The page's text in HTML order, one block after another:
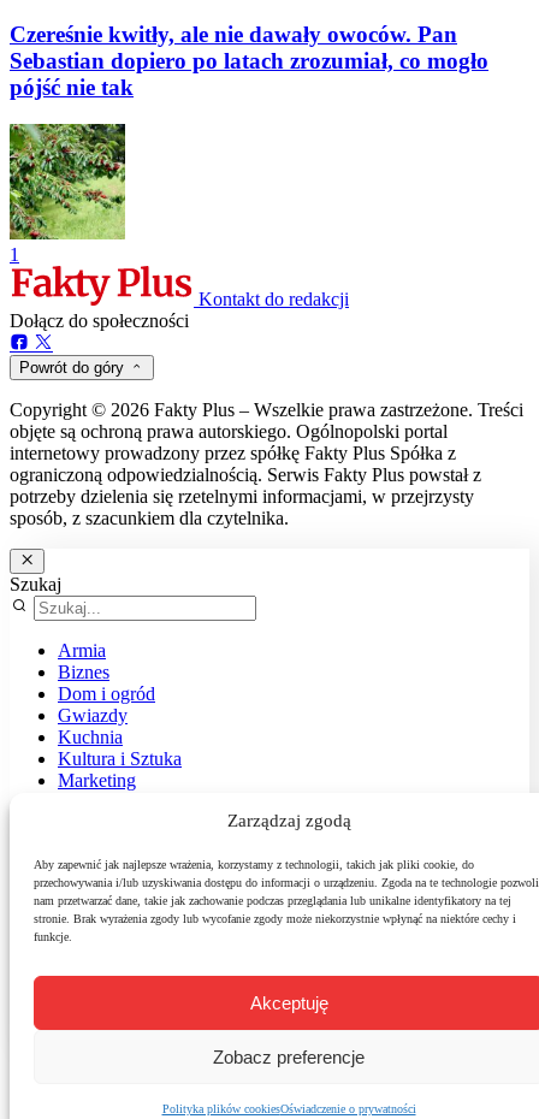
Zarządzaj zgodą
Aby zapewnić jak najlepsze wrażenia, korzystamy z technologii, takich jak pliki cookie, do
przechowywania i/lub uzyskiwania dostępu do informacji o urządzeniu. Zgoda na te technologie pozwoli
nam przetwarzać dane, takie jak zachowanie podczas przeglądania lub unikalne identyfikatory na tej
stronie. Brak wyrażenia zgody lub wycofanie zgody może niekorzystnie wpłynąć na niektóre cechy i
funkcje.
Akceptuję
Zobacz preferencje
Polityka plików cookiesOświadczenie o prywatności
Czereśnie kwitły, ale nie dawały owoców. Pan
Sebastian dopiero po latach zrozumiał, co mogło
pójść nie tak
1
Kontakt do redakcji
Dołącz do społeczności
Powrót do góry
Copyright © 2026 Fakty Plus – Wszelkie prawa zastrzeżone. Treści
objęte są ochroną prawa autorskiego. Ogólnopolski portal
internetowy prowadzony przez spółkę Fakty Plus Spółka z
ograniczoną odpowiedzialnością. Serwis Fakty Plus powstał z
potrzeby dzielenia się rzetelnymi informacjami, w przejrzysty
sposób, z szacunkiem dla czytelnika.
Szukaj
Armia
Biznes
Dom i ogród
Gwiazdy
Kuchnia
Kultura i Sztuka
Marketing
Podróże
Polityka
Sport
Środowisko
Technologie